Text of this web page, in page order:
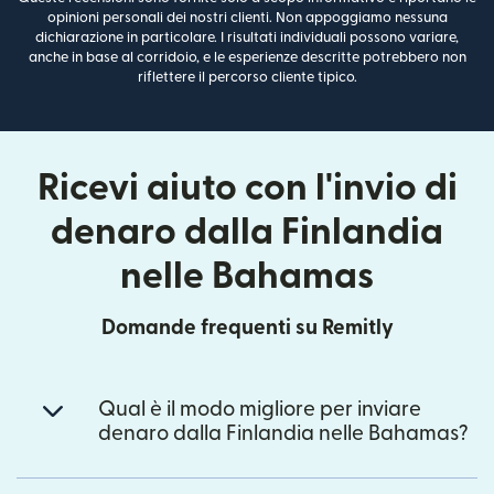
opinioni personali dei nostri clienti. Non appoggiamo nessuna
dichiarazione in particolare. I risultati individuali possono variare,
anche in base al corridoio, e le esperienze descritte potrebbero non
riflettere il percorso cliente tipico.
Ricevi aiuto con l'invio di
denaro dalla Finlandia
nelle Bahamas
Domande frequenti su Remitly
Qual è il modo migliore per inviare
denaro dalla Finlandia nelle Bahamas?